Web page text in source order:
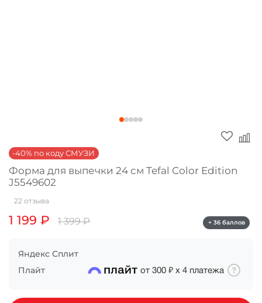
-40% по коду СМУЗИ
Форма для выпечки 24 см Tefal Color Edition
J5549602
22 отзыва
1 199 ₽ 1 399 ₽ + 36 баллов
Яндекс Сплит
Плайт
от 300 ₽ х 4 платежа
% картой
любого банка
Получайте товар
выбранный способом
списываться
каждые 2 недели